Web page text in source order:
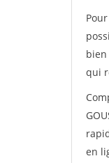
bien
qui
en